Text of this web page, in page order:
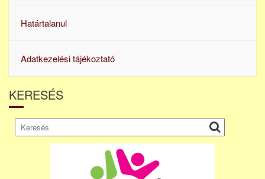
Határtalanul
Adatkezelési tájékoztató
KERESÉS